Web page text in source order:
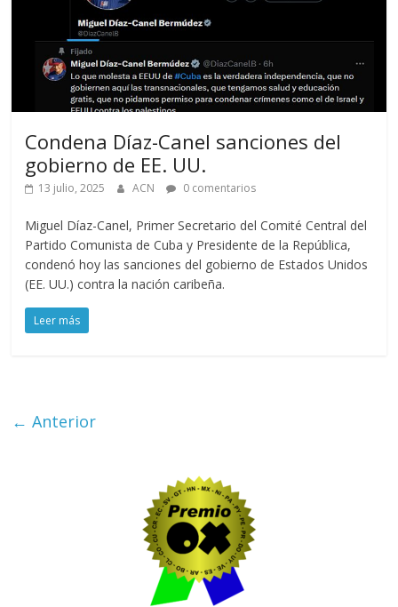
Condena Díaz-Canel sanciones del
gobierno de EE. UU.
13 julio, 2025 ACN 0 comentarios
Miguel Díaz-Canel, Primer Secretario del Comité Central del
Partido Comunista de Cuba y Presidente de la República,
condenó hoy las sanciones del gobierno de Estados Unidos
(EE. UU.) contra la nación caribeña.
Leer más
← Anterior